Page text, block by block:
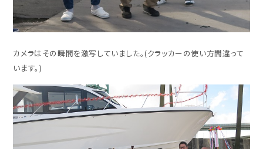
カメラはその瞬間を激写していました。(クラッカーの使い方間違って
います。)